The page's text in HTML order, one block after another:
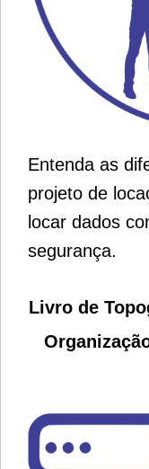
Entenda as
projeto de
locar dados
segurança.
Livro de